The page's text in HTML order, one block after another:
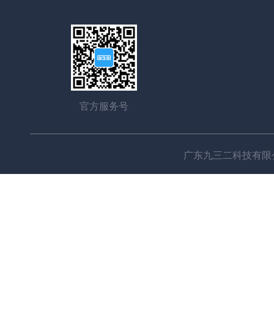
官方服务号
广东九三二科技有